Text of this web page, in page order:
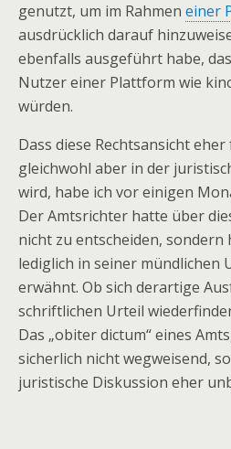
genutzt, um im Rahmen einer
ausdrücklich darauf
ebenfalls ausgeführt habe,
Nutzer einer Plattform wie
würden.
Dass diese Rechtsansicht
gleichwohl aber in der
wird, habe ich vor einigen
Der Amtsrichter hatte über
nicht zu entscheiden,
lediglich in seiner mündlichen
erwähnt. Ob sich derartige
schriftlichen Urteil
Das „obiter dictum“ eines
sicherlich nicht wegweisend,
juristische Diskussion eher